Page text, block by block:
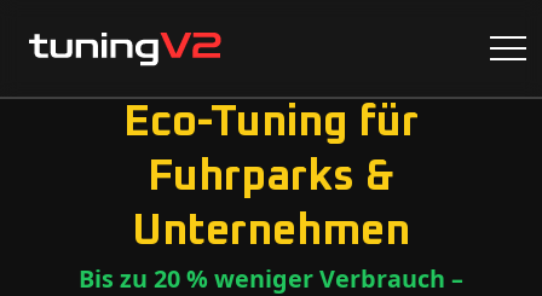
Eco-Tuning für
Fuhrparks &
Unternehmen
Bis zu 20 % weniger Verbrauch –